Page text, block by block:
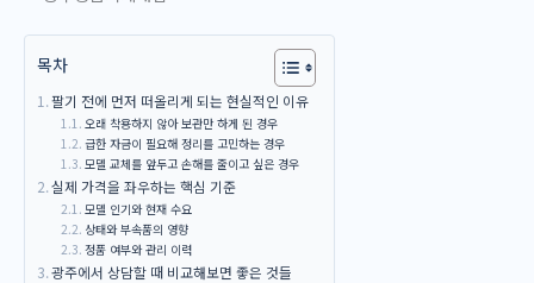
목차
팔기 전에 먼저 떠올리게 되는 현실적인 이유
오래 착용하지 않아 보관만 하게 된 경우
급한 자금이 필요해 정리를 고민하는 경우
모델 교체를 앞두고 손해를 줄이고 싶은 경우
실제 가격을 좌우하는 핵심 기준
모델 인기와 현재 수요
상태와 부속품의 영향
정품 여부와 관리 이력
광주에서 상담할 때 비교해보면 좋은 것들